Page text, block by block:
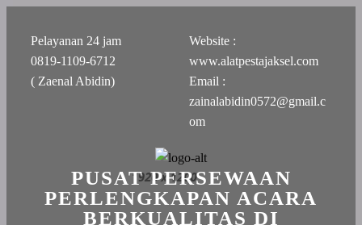
Pelayanan 24 jam
0819-1109-6712
( Zaenal Abidin)
Website :
www.alatpestajaksel.com
Email :
zainalabidin0572@gmail.c
om
PUSAT PERSEWAAN
PERLENGKAPAN ACARA
BERKUALITAS DI